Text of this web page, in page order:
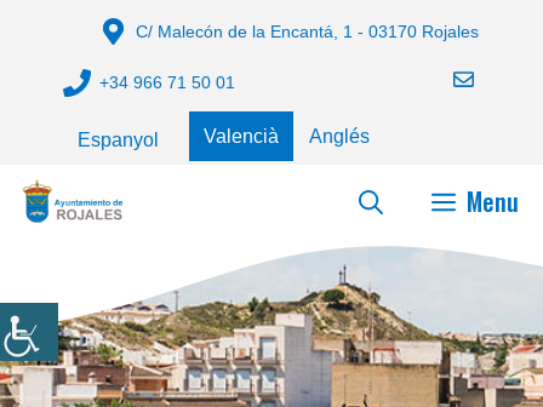
contingut
C/ Malecón de la Encantá, 1 - 03170 Rojales
+34 966 71 50 01
Espanyol Valencià Anglés
Menu